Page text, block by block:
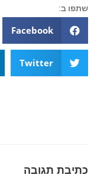
שתפו ב:
Facebook
Twitter
כתיבת תגובה